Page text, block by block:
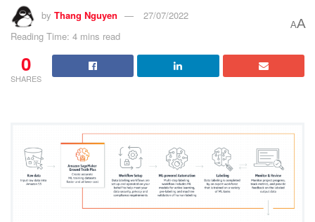
by Thang Nguyen
27/07/2022
Reading Time: 4 mins read
AA
0
SHARES